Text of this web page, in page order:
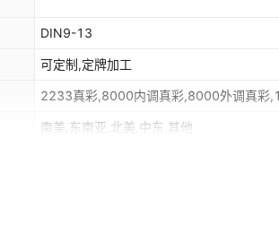
DIN9-13
可定制,定牌加工
2233真彩,8000内调真彩,8000外调真彩
南美,东南亚,北美,中东,其他